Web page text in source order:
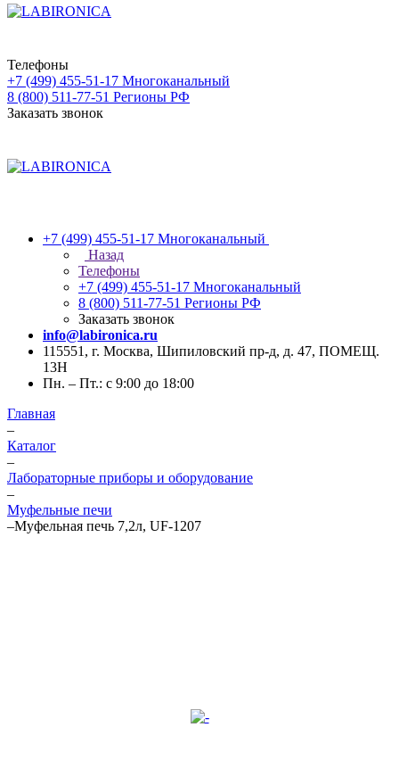
Телефоны
+7 (499) 455-51-17 Многоканальный
8 (800) 511-77-51 Регионы РФ
Заказать звонок
+7 (499) 455-51-17 Многоканальный
Назад
Телефоны
+7 (499) 455-51-17 Многоканальный
8 (800) 511-77-51 Регионы РФ
Заказать звонок
info@labironica.ru
115551, г. Москва, Шипиловский пр-д, д. 47, ПОМЕЩ.
13Н
Пн. – Пт.: с 9:00 до 18:00
Главная
–
Каталог
–
Лабораторные приборы и оборудование
–
Муфельные печи
–Муфельная печь 7,2л, UF-1207